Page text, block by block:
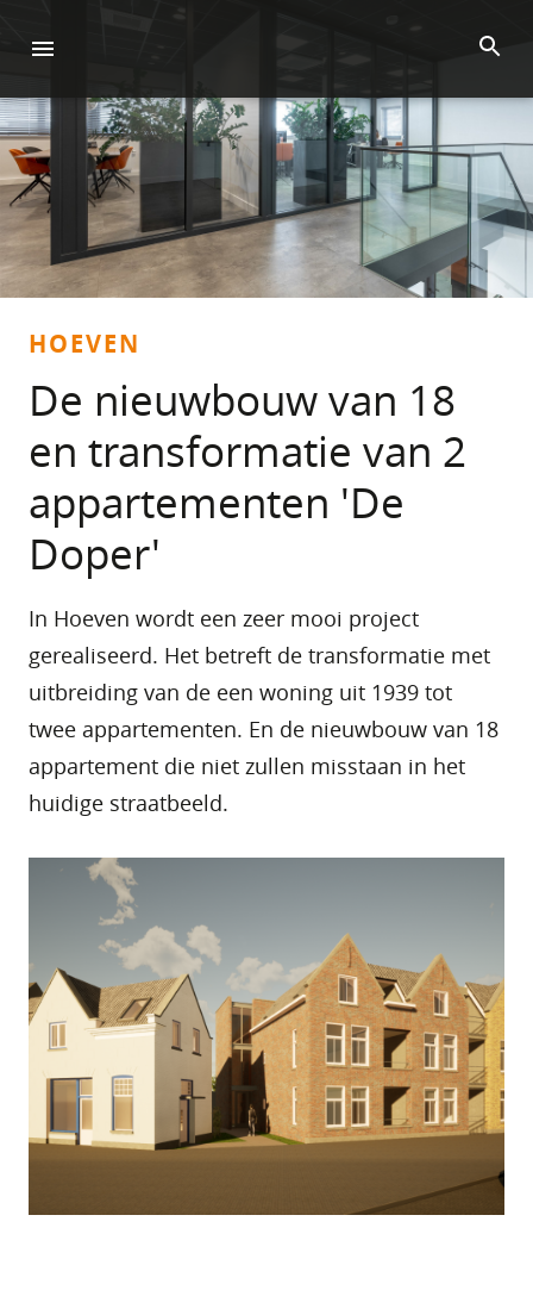
HOEVEN
De nieuwbouw van 18
en transformatie van 2
appartementen 'De
Doper'
In Hoeven wordt een zeer mooi project
gerealiseerd. Het betreft de transformatie met
uitbreiding van de een woning uit 1939 tot
twee appartementen. En de nieuwbouw van 18
appartement die niet zullen misstaan in het
huidige straatbeeld.